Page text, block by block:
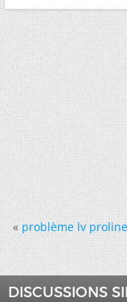
« problème lv
DISCUSSIONS